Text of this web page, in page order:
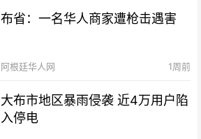
布省：一名华人商家遭枪击遇害
阿根廷华人网 1周前
大布市地区暴雨侵袭 近4万用户陷
入停电